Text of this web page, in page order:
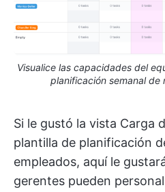
Visualice las capacidades del
planificación semanal de
Si le gustó la vista Carga
plantilla de planificación
empleados, aquí le
gerentes pueden